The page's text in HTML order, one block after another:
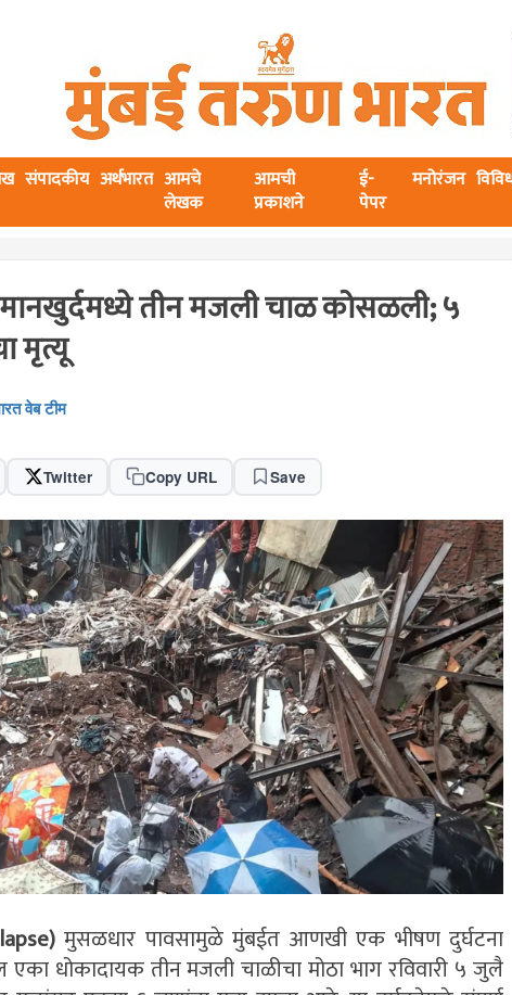
संपादकीय अर्थभारत आमचे
लेखक
आमची
प्रकाशने
ई-
पेपर
मनोरंजन
तीन मजली चाळ कोसळली; ५
मृत्यू
वेब टीम
Twitter Copy URL Save
मुसळधार पावसामुळे मुंबईत आणखी एक भीषण दुर्घटना
धोकादायक तीन मजली चाळीचा मोठा भाग रविवारी ५ जुलै